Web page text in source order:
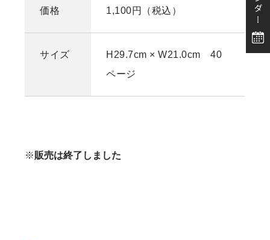
価格 1,100円（税込）
サイズ
H29.7cm × W21.0cm 40
ページ
※販売は終了しました